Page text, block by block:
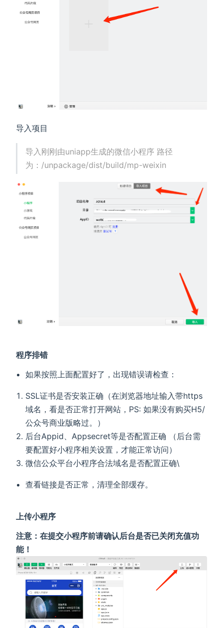
导入项目
导入刚刚由uniapp生成的微信小程序 路径
为：/unpackage/dist/build/mp-weixin
程序排错
如果按照上面配置好了，出现错误请检查：
SSL证书是否安装正确（在浏览器地址输入带https
域名，看是否正常打开网站，PS: 如果没有购买H5/
公众号商业版略过。）
后台Appid、Appsecret等是否配置正确 （后台需
要配置好小程序相关设置，才能正常访问）
微信公众平台小程序合法域名是否配置正确\
查看链接是否正常，清理全部缓存。
上传小程序
注意：在提交小程序前请确认后台是否已关闭充值功
能！